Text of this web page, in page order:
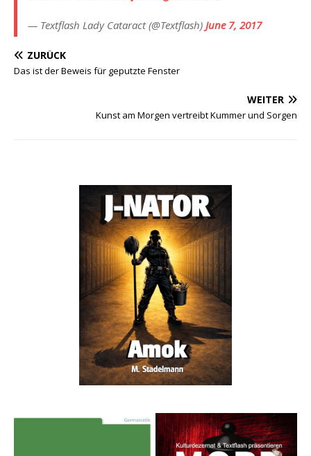
— Textflash Lady Cataract (@Textflash) June 7, 2017
ZURÜCK
Das ist der Beweis für geputzte Fenster
WEITER
Kunst am Morgen vertreibt Kummer und Sorgen